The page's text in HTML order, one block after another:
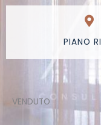
PIANO
VENDUTO